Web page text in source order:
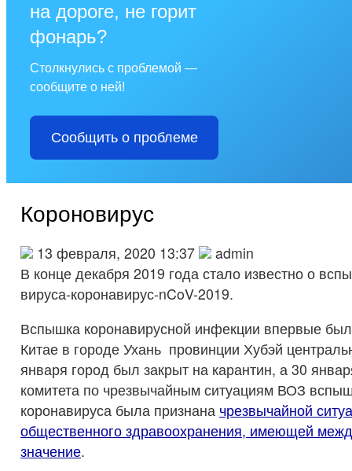
на дороге, не горит
фонарь?
Столкнулись с проблемой —
сообщите о ней!
Сообщить о проблеме
Короновирус
13 февраля, 2020 13:37
admin
В конце декабря 2019 года стало известно о
вируса-коронавирус-nCoV-2019.
Вспышка коронавирусной инфекции впервые
Китае в городе Ухань провинции Хубэй
января город был закрыт на карантин, а 30
комитета по чрезвычайным ситуациям ВОЗ
коронавируса была признана чрезвычайной
общественного здравоохранения, имеющей
значение.